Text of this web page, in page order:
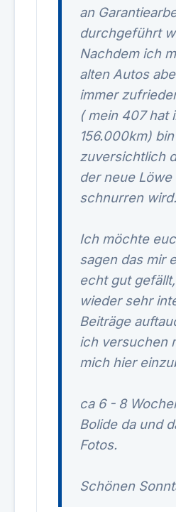
an
durchgeführt
Nachdem ich
alten Autos
immer
( mein 407 hat
156.000km)
zuversichtlich
der neue Löwe
schnurren wird.
Ich möchte
sagen das mir
echt gut
wieder sehr
Beiträge
ich versuchen
mich hier
ca 6 - 8
Bolide da und
Fotos.
Schönen